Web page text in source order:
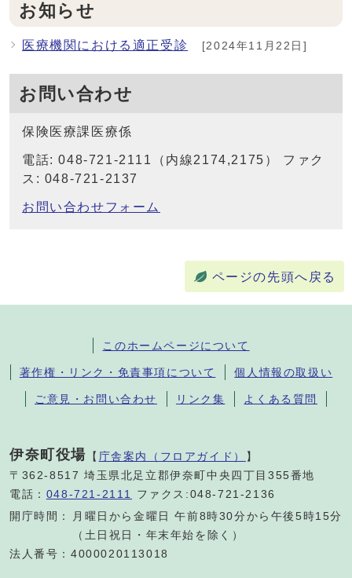
お知らせ
医療機関における適正受診 [2024年11月22日]
お問い合わせ
保険医療課医療係
電話: 048-721-2111（内線2174,2175） ファク
ス: 048-721-2137
お問い合わせフォーム
ページの先頭へ戻る
このホームページについて
著作権・リンク・免責事項について 個人情報の取扱い
ご意見・お問い合わせ リンク集 よくある質問
伊奈町役場 【 庁舎案内（フロアガイド） 】
〒362-8517 埼玉県北足立郡伊奈町中央四丁目355番地
電話： 048-721-2111
ファクス:048-721-2136
開庁時間：
月曜日から金曜日 午前8時30分から午後5時15分
（土日祝日・年末年始を除く）
法人番号：4000020113018